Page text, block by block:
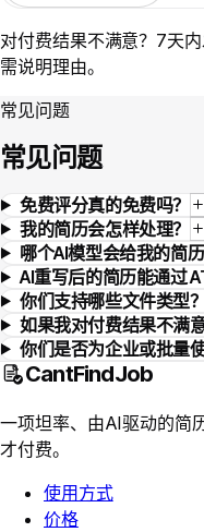
对付费结果不满意？7天
需说明理由。
常见问题
常见问题
免费评分真的免费吗？
我的简历会怎样处理？
哪个AI模型会给我的简历
AI重写后的简历能通过
你们支持哪些文件类型？
如果我对付费结果不满
你们是否为企业或批量
CantFindJob
一项坦率、由AI驱动的简
才付费。
使用方式
价格